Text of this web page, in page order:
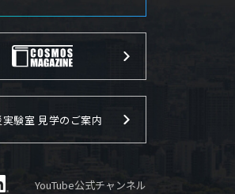
実験室 見学のご案内
YouTube公式チャンネル